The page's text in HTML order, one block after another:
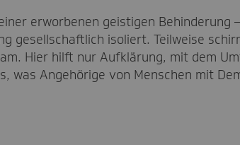
erworbenen geistigen Behinderung
gesellschaftlich isoliert. Teilweise
Hier hilft nur Aufklärung, mit dem
was Angehörige von Menschen mit